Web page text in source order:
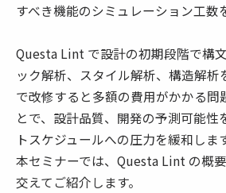
すべき機能のシミュレーション工数
Questa Lint で設計の初期段階で構
ック解析、スタイル解析、構造解析
で改修すると多額の費用がかかる問
とで、設計品質、開発の予測可能性
トスケジュールへの圧力を緩和します
本セミナーでは、Questa Lint の概
交えてご紹介します。